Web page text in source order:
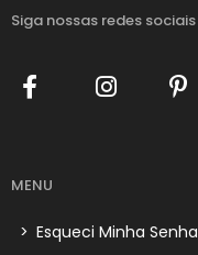
Siga nossas redes sociais
MENU
> Esqueci Minha Senha